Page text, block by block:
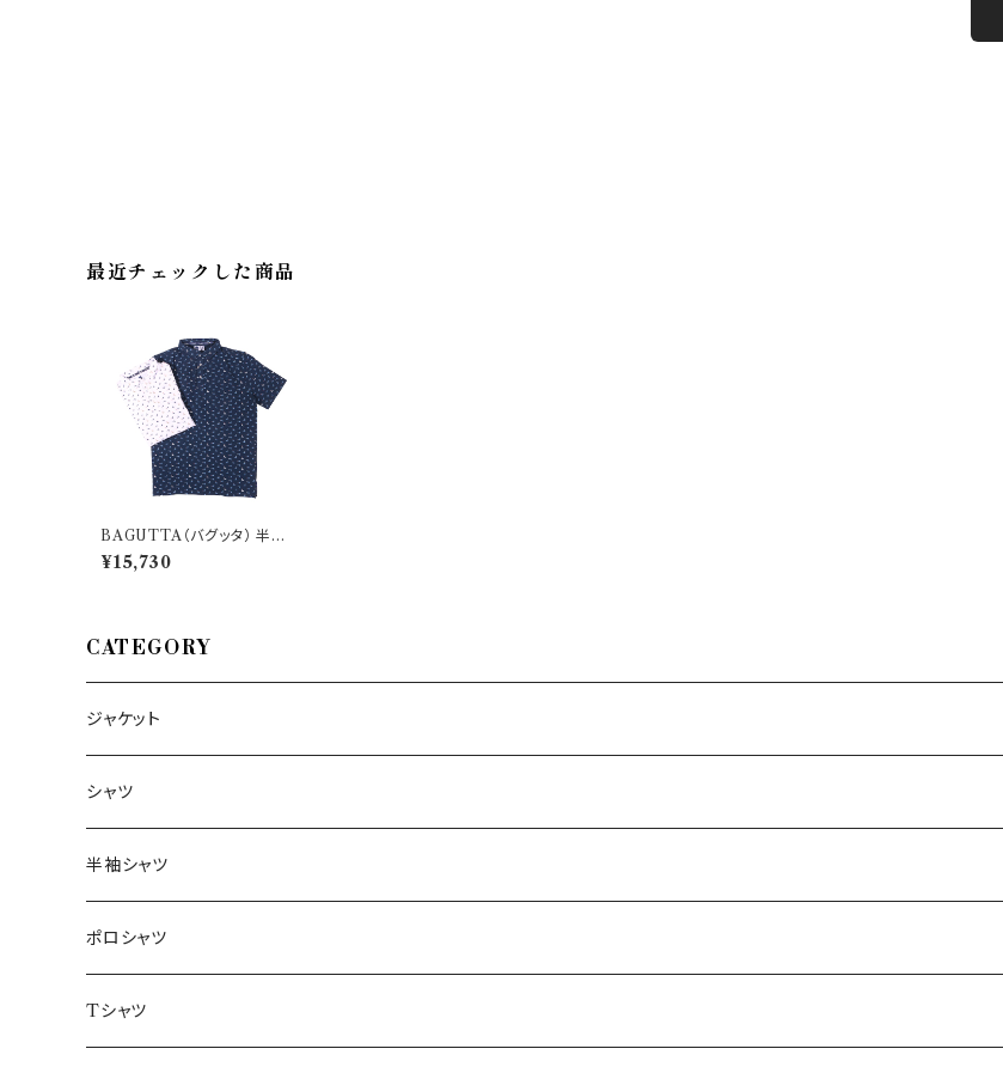
最近チェックした商品
BAGUTTA（バグッタ） 半袖
ポロシャツ BBUMP11SE 31
764
¥15,730
CATEGORY
ジャケット
～44/S
46/M
48/L
50/XL～
シャツ
～44/S
46/M
48/L
半袖シャツ
～44/S
46/M
ポロシャツ
～44/S
Tシャツ